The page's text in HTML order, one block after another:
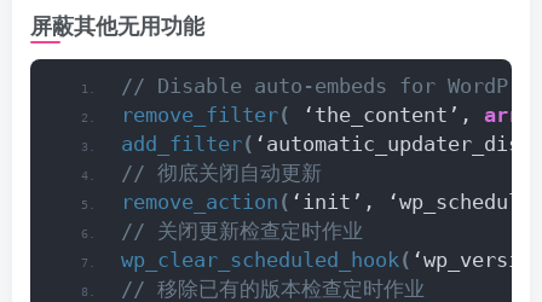
屏蔽其他无用功能
// Disable auto-embeds for
remove_filter( ‘the_content’,
add_filter(
// 彻底关闭自动更新
remove_action ( ‘init’,
// 关闭更新检查定时作业
wp_clear_scheduled_hook(
// 移除已有的版本检查定时作业